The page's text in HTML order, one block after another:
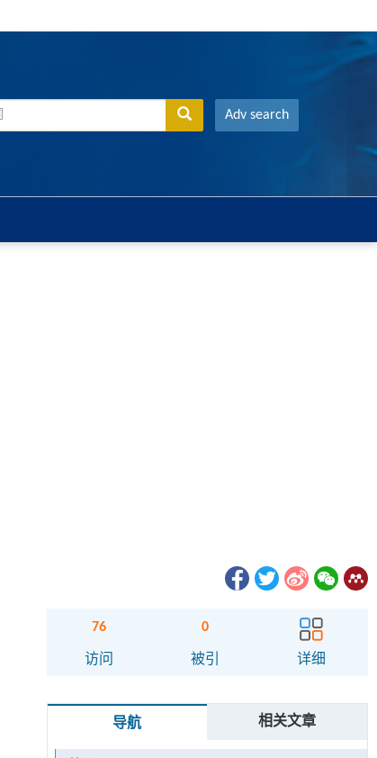
Adv search
76
访问
0
被引 详细
导航 相关文章